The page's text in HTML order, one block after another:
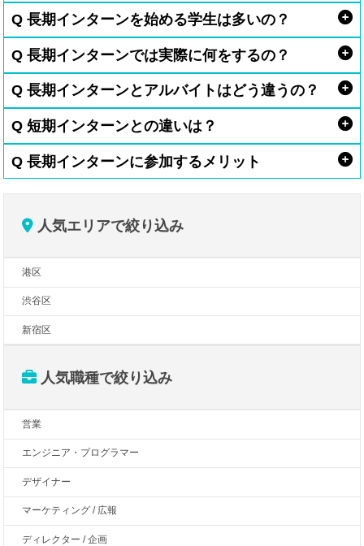
Q 長期インターンを始める学生は多いの？
Q 長期インターンでは実際に何をするの？
Q 長期インターンとアルバイトはどう違うの？
Q 短期インターンとの違いは？
Q 長期インターンに参加するメリット
人気エリアで絞り込み
港区
渋谷区
新宿区
人気職種で絞り込み
営業
エンジニア・プログラマー
デザイナー
マーケティング / 広報
ディレクター / 企画